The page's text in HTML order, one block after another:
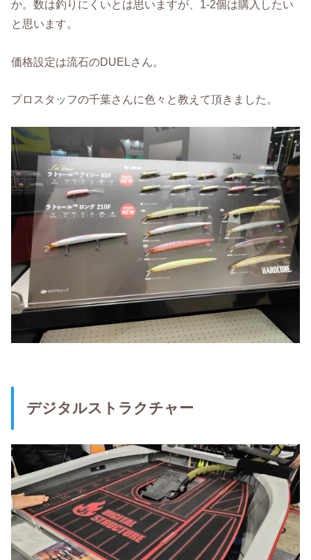
か。数は釣りにくいとは思いますが、1-2個は購入したい
と思います。
価格設定は流石のDUELさん。
プロスタッフの千葉さんに色々と教えて頂きました。
デジタルストラクチャー